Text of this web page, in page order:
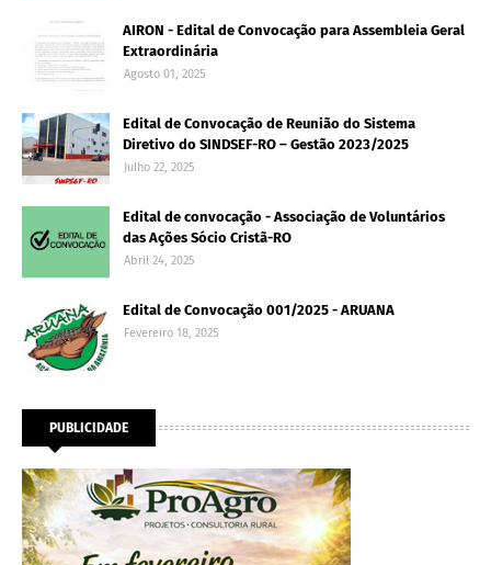
AIRON - Edital de Convocação para Assembleia Geral
Extraordinária
Agosto 01, 2025
Edital de Convocação de Reunião do Sistema
Diretivo do SINDSEF-RO – Gestão 2023/2025
Julho 22, 2025
Edital de convocação - Associação de Voluntários
das Ações Sócio Cristã-RO
Abril 24, 2025
Edital de Convocação 001/2025 - ARUANA
Fevereiro 18, 2025
PUBLICIDADE